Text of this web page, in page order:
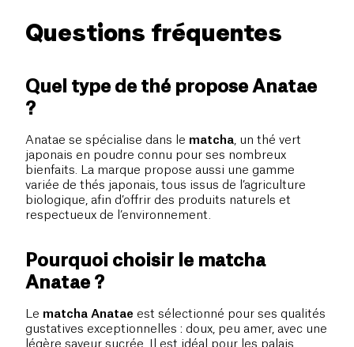
Questions fréquentes
Quel type de thé propose Anatae
?
Anatae se spécialise dans le matcha , un thé vert
japonais en poudre connu pour ses nombreux
bienfaits. La marque propose aussi une gamme
variée de thés japonais, tous issus de l’agriculture
biologique, afin d’offrir des produits naturels et
respectueux de l’environnement.
Pourquoi choisir le matcha
Anatae ?
Le matcha Anatae est sélectionné pour ses qualités
gustatives exceptionnelles : doux, peu amer, avec une
légère saveur sucrée. Il est idéal pour les palais